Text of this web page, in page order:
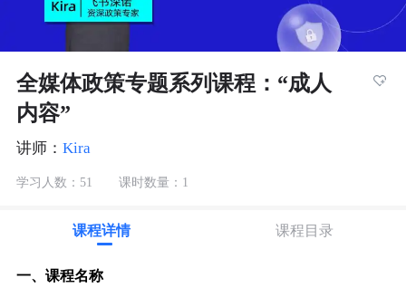
全媒体政策专题系列课程：“成人
内容”
讲师： Kira
学习人数： 51 课时数量： 1
课程详情 课程目录
一、课程名称